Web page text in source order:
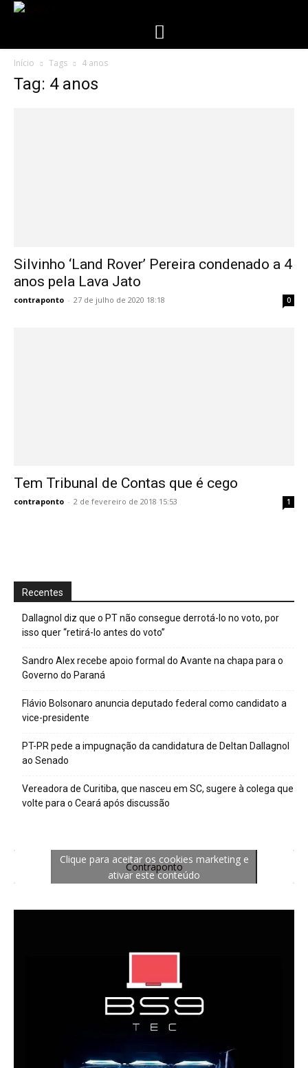
Início Tags 4 anos
Tag: 4 anos
Silvinho ‘Land Rover’ Pereira condenado a 4
anos pela Lava Jato
contraponto - 27 de julho de 2020 18:18 0
Tem Tribunal de Contas que é cego
contraponto - 2 de fevereiro de 2018 15:53 1
Recentes
Dallagnol diz que o PT não consegue derrotá-lo no voto, por
isso quer “retirá-lo antes do voto”
Sandro Alex recebe apoio formal do Avante na chapa para o
Governo do Paraná
Flávio Bolsonaro anuncia deputado federal como candidato a
vice-presidente
PT-PR pede a impugnação da candidatura de Deltan Dallagnol
ao Senado
Vereadora de Curitiba, que nasceu em SC, sugere à colega que
volte para o Ceará após discussão
Contraponto
Clique para aceitar os cookies marketing e
ativar este conteúdo